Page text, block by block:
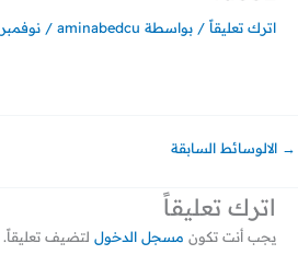
اترك تعليقاً / بواسطة aminabedcu
/ نوفمبر 5, 2021
→ الالوسائط السابقة
اترك تعليقاً
يجب أنت تكون مسجل الدخول لتضيف تعليقاً.